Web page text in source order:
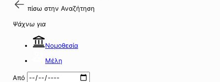
πίσω στην Αναζήτηση
Ψάχνω για
Νομοθεσία
Μέλη
Από